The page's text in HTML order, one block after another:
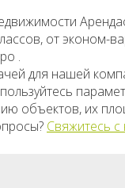
от эконом-
.
для нашей
объектов, их
Свяжитесь